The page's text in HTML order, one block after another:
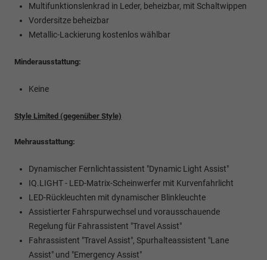
Multifunktionslenkrad in Leder, beheizbar, mit Schaltwippen
Vordersitze beheizbar
Metallic-Lackierung kostenlos wählbar
Minderausstattung:
Keine
Style Limited (gegenüber Style)
Mehrausstattung:
Dynamischer Fernlichtassistent "Dynamic Light Assist"
IQ.LIGHT - LED-Matrix-Scheinwerfer mit Kurvenfahrlicht
LED-Rückleuchten mit dynamischer Blinkleuchte
Assistierter Fahrspurwechsel und vorausschauende
Regelung für Fahrassistent "Travel Assist"
Fahrassistent "Travel Assist", Spurhalteassistent "Lane
Assist" und "Emergency Assist"